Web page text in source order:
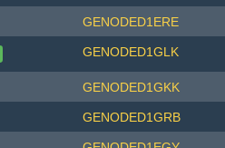
GENODED1ERE
GENODED1GLK
GENODED1GKK
GENODED1GRB